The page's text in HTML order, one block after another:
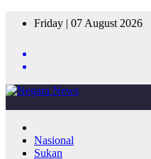
Friday | 07 August 2026
Nasional
Sukan